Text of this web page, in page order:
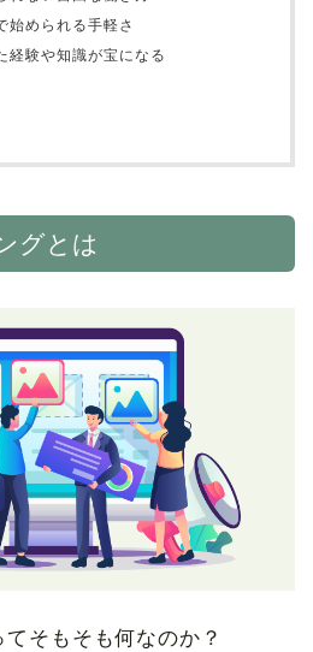
始められる手軽さ
経験や知識が宝になる
グとは
そもそも何なのか？